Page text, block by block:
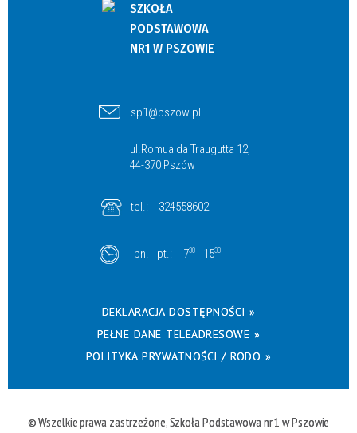
SZKOŁA
PODSTAWOWA
NR1 W PSZOWIE
sp1@pszow.pl
ul.Romualda Traugutta 12,
44-370 Pszów
tel.: 324558602
pn. - pt.: 730 - 1530
DEKLARACJA DOSTĘPNOŚCI »
PEŁNE DANE TELEADRESOWE »
POLITYKA PRYWATNOŚCI / RODO »
© Wszelkie prawa zastrzeżone, Szkoła Podstawowa nr 1 w Pszowie